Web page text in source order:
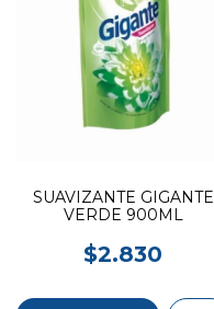
SUAVIZANTE GIGANTE
VERDE 900ML
$2.830